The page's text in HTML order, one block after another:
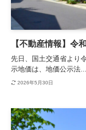
【不動産情報】令
先日、国土交通省より
示地価は、地価公示法...
2026年5月30日